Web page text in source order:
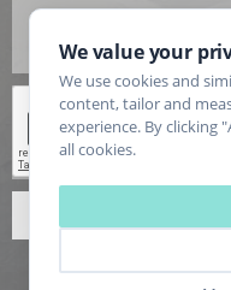
We value your
We use cookies and
content, tailor and
experience. By clicking
all cookies.